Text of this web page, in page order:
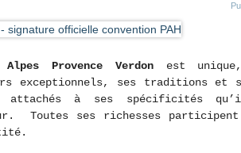
Alpes Provence Verdonest
exceptionnels, ses traditions et
à ses spécificités
Toutes ses richesses